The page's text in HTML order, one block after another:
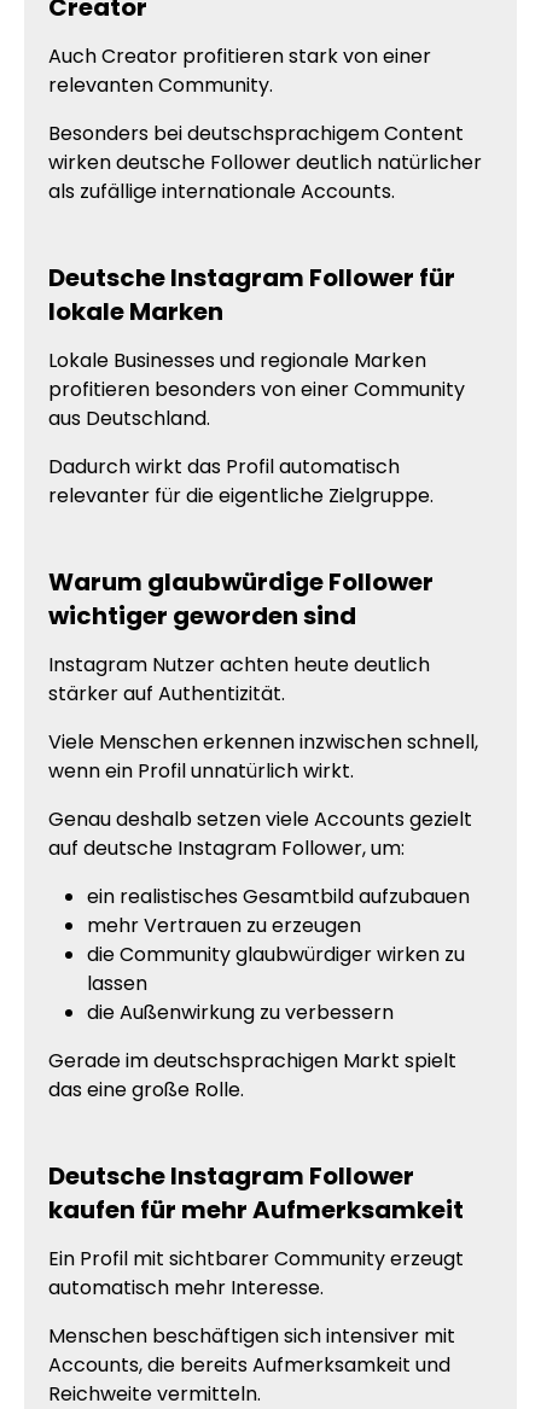
Creator
Auch Creator profitieren stark von einer
relevanten Community.
Besonders bei deutschsprachigem Content
wirken deutsche Follower deutlich natürlicher
als zufällige internationale Accounts.
Deutsche Instagram Follower für
lokale Marken
Lokale Businesses und regionale Marken
profitieren besonders von einer Community
aus Deutschland.
Dadurch wirkt das Profil automatisch
relevanter für die eigentliche Zielgruppe.
Warum glaubwürdige Follower
wichtiger geworden sind
Instagram Nutzer achten heute deutlich
stärker auf Authentizität.
Viele Menschen erkennen inzwischen schnell,
wenn ein Profil unnatürlich wirkt.
Genau deshalb setzen viele Accounts gezielt
auf deutsche Instagram Follower, um:
ein realistisches Gesamtbild aufzubauen
mehr Vertrauen zu erzeugen
die Community glaubwürdiger wirken zu
lassen
die Außenwirkung zu verbessern
Gerade im deutschsprachigen Markt spielt
das eine große Rolle.
Deutsche Instagram Follower
kaufen für mehr Aufmerksamkeit
Ein Profil mit sichtbarer Community erzeugt
automatisch mehr Interesse.
Menschen beschäftigen sich intensiver mit
Accounts, die bereits Aufmerksamkeit und
Reichweite vermitteln.